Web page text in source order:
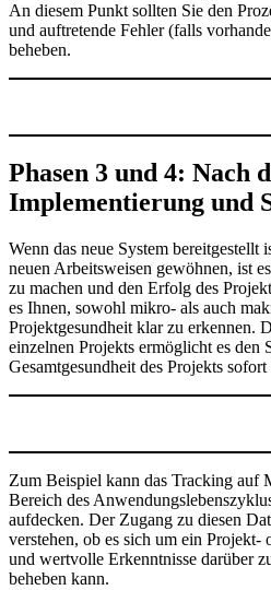
An diesem Punkt sollten Sie den
und auftretende Fehler (falls
beheben.
Phasen 3 und 4: Nach
Implementierung und
Wenn das neue System bereitgestellt
neuen Arbeitsweisen gewöhnen, ist
zu machen und den Erfolg des
es Ihnen, sowohl mikro- als auch
Projektgesundheit klar zu erkennen.
einzelnen Projekts ermöglicht es den
Gesamtgesundheit des Projekts
Zum Beispiel kann das Tracking auf
Bereich des
aufdecken. Der Zugang zu diesen
verstehen, ob es sich um ein Projekt-
und wertvolle Erkenntnisse darüber
beheben kann.